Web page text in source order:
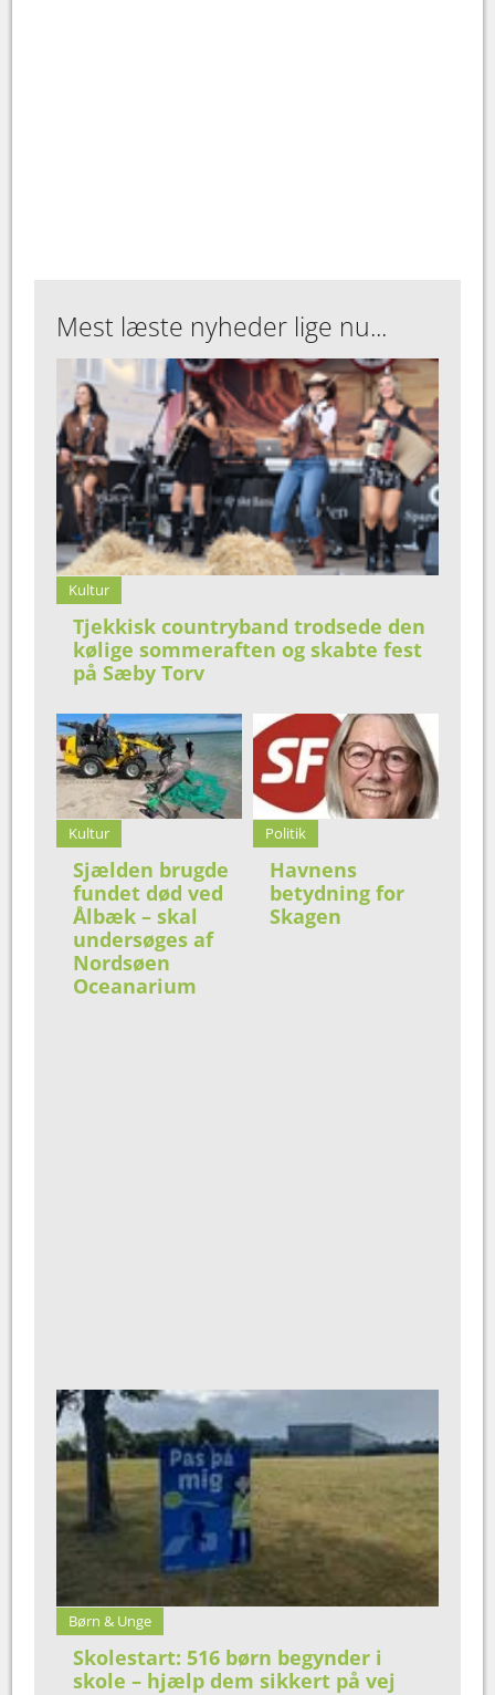
Mest læste nyheder lige nu...
Kultur
Tjekkisk countryband trodsede den
kølige sommeraften og skabte fest
på Sæby Torv
Kultur
Sjælden brugde
fundet død ved
Ålbæk – skal
undersøges af
Nordsøen
Oceanarium
Politik
Havnens
betydning for
Skagen
Børn & Unge
Skolestart: 516 børn begynder i
skole – hjælp dem sikkert på vej